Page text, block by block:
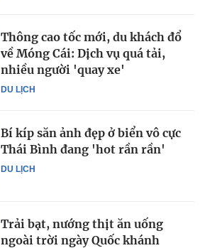
DU LỊCH
Thông cao tốc mới, du khách đổ
về Móng Cái: Dịch vụ quá tải,
nhiều người 'quay xe'
DU LỊCH
Bí kíp săn ảnh đẹp ở biển vô cực
Thái Bình đang 'hot rần rần'
Trải bạt, nướng thịt ăn uống
ngoài trời ngày Quốc khánh